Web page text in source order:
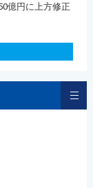
億円に上方修正